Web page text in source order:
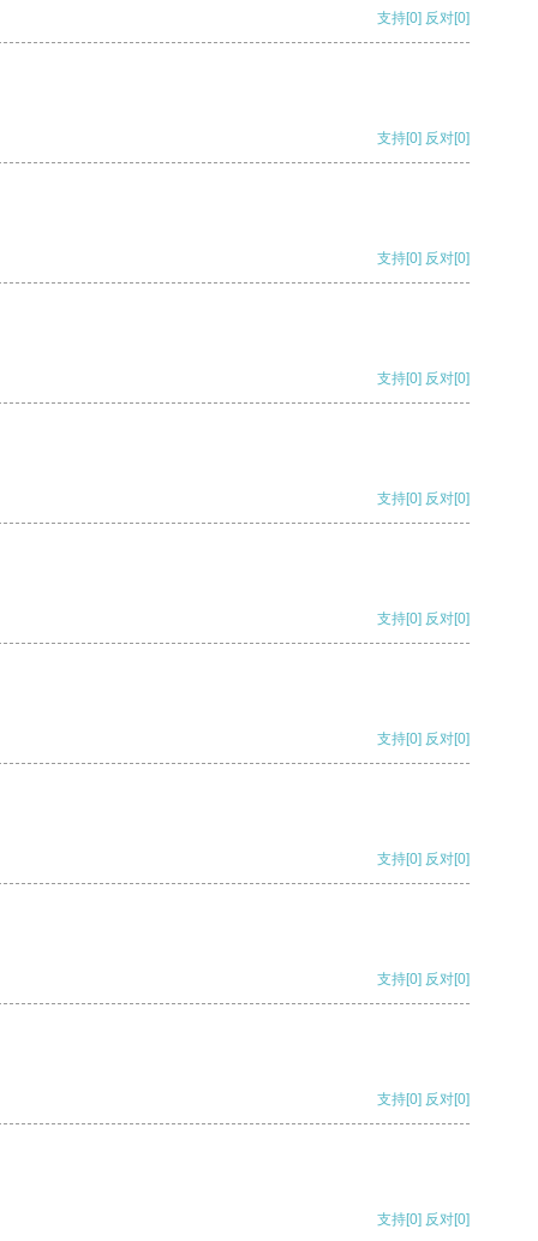
支持[0] 反对[0]
支持[0] 反对[0]
支持[0] 反对[0]
支持[0] 反对[0]
支持[0] 反对[0]
支持[0] 反对[0]
支持[0] 反对[0]
支持[0] 反对[0]
支持[0] 反对[0]
支持[0] 反对[0]
支持[0] 反对[0]